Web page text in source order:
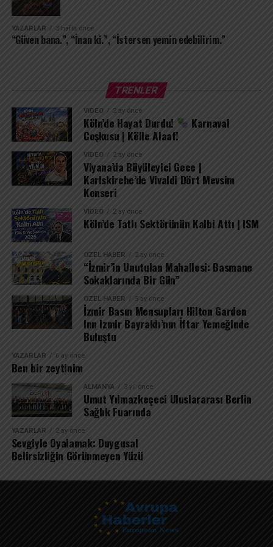
içimden uğurlamak, kendimi tamamen yok etmek
demektir; ben seni sakladıkça varım.
YAZARLAR 3 hafta önce
“Güven bana.”, “İnan ki.”, “İstersen yemin edebilirim.”
TRENLER
VIDEO 2 ay önce
Köln’de Hayat Durdu!
Karnaval
Coşkusu | Kölle Alaaf!
VIDEO 2 ay önce
Viyana’da Büyüleyici Gece |
Karlskirche’de Vivaldi Dört Mevsim
Konseri
VIDEO 2 ay önce
Köln’de Tatlı Sektörünün Kalbi Attı | ISM
ÖZEL HABER 2 ay önce
“İzmir’in Unutulan Mahallesi: Basmane
Sokaklarında Bir Gün”
ÖZEL HABER 5 ay önce
İzmir Basın Mensupları Hilton Garden
Inn Izmir Bayraklı’nın İftar Yemeğinde
Buluştu
YAZARLAR 6 ay önce
Ben bir zeytinim
ALMANYA 3 yıl önce
Umut Yılmazkeçeci Uluslararası Berlin
Sağlık Fuarında
YAZARLAR 2 ay önce
Sevgiyle Oyalamak: Duygusal
Belirsizliğin Görünmeyen Yüzü